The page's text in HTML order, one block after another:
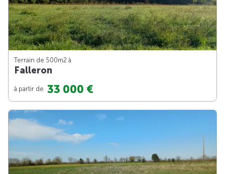
Terrain de 500m2 à
Falleron
à partir de 33 000 €